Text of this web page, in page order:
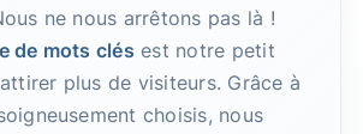
ne nous arrêtons pas là !
de mots clés est notre petit
plus de visiteurs. Grâce à
choisis, nous